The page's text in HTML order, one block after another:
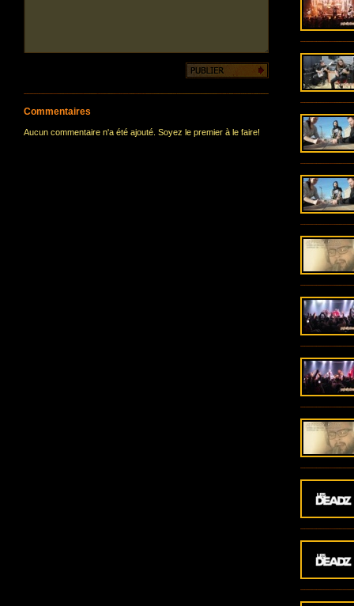
Commentaires
Aucun commentaire n'a été ajouté. Soyez le premier à le faire!